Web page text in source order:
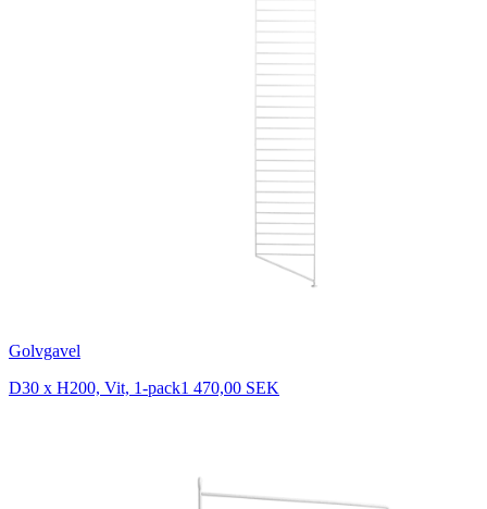
Golvgavel
D30 x H200, Vit, 1-pack1 470,00 SEK